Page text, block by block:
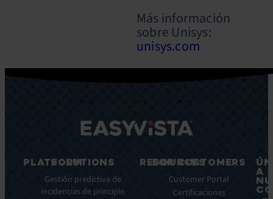
Más información
sobre Unisys:
unisys.com
PLATFORM
Características
principales
SOLUTIONS
Gestión predictiva de
incidencias de principio
RESOURCES
Ebooks
FOR CUSTOMERS
Customer Portal
Certificaciones
A